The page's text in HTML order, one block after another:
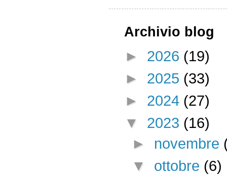
Archivio blog
► 2026 (19)
► 2025 (33)
► 2024 (27)
▼ 2023 (16)
► novembre
▼ ottobre (6)